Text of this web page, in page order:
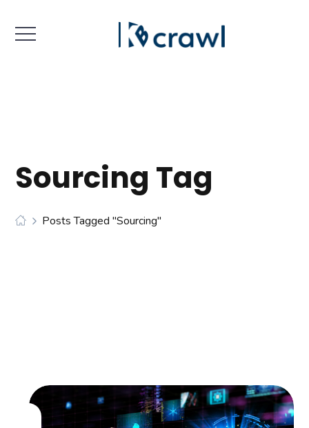
Sourcing Tag
Posts Tagged "sourcing"